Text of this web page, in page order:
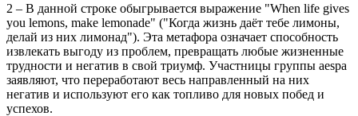
2 – В данной строке обыгрывается выражение "When life gives
you lemons, make lemonade" ("Когда жизнь даёт тебе лимоны,
делай из них лимонад"). Эта метафора означает способность
извлекать выгоду из проблем, превращать любые жизненные
трудности и негатив в свой триумф. Участницы группы aespa
заявляют, что переработают весь направленный на них
негатив и используют его как топливо для новых побед и
успехов.